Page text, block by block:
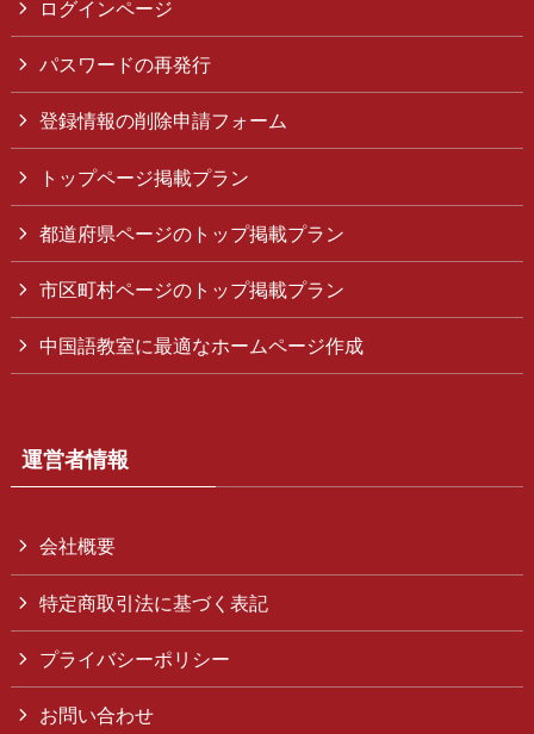
ログインページ
パスワードの再発行
登録情報の削除申請フォーム
トップページ掲載プラン
都道府県ページのトップ掲載プラン
市区町村ページのトップ掲載プラン
中国語教室に最適なホームページ作成
運営者情報
会社概要
特定商取引法に基づく表記
プライバシーポリシー
お問い合わせ